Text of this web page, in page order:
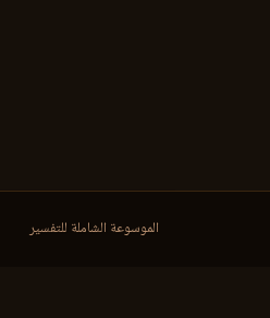
الموسوعة الشاملة للتفسير